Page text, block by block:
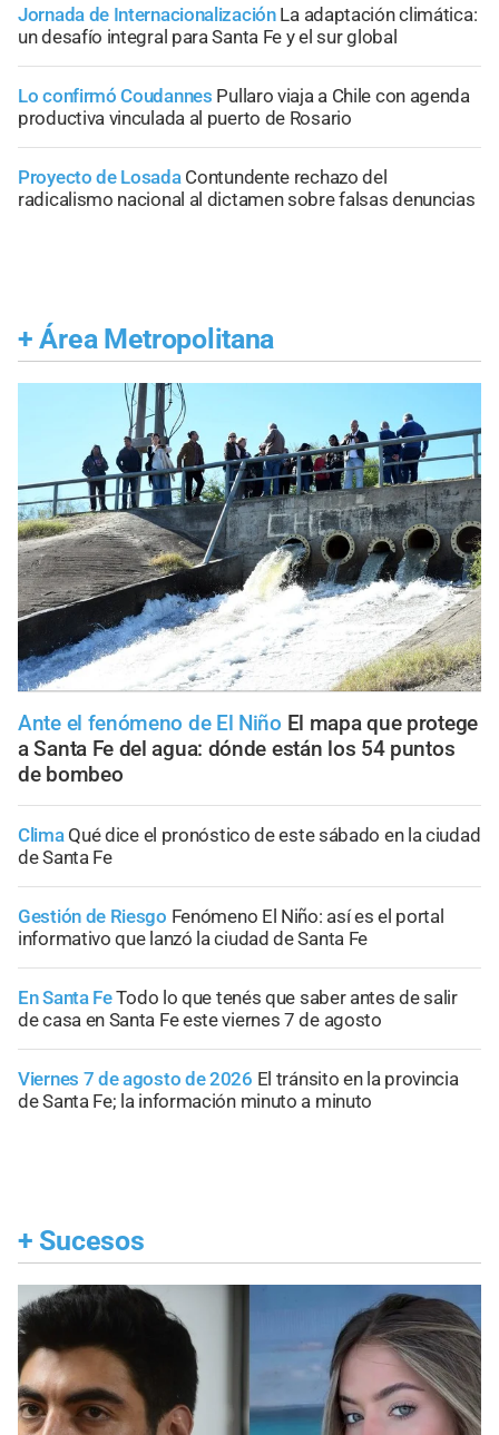
Jornada de Internacionalización La adaptación climática:
un desafío integral para Santa Fe y el sur global
Lo confirmó Coudannes Pullaro viaja a Chile con agenda
productiva vinculada al puerto de Rosario
Proyecto de Losada Contundente rechazo del
radicalismo nacional al dictamen sobre falsas denuncias
+ Área Metropolitana
Ante el fenómeno de El Niño El mapa que protege
a Santa Fe del agua: dónde están los 54 puntos
de bombeo
Clima Qué dice el pronóstico de este sábado en la ciudad
de Santa Fe
Gestión de Riesgo Fenómeno El Niño: así es el portal
informativo que lanzó la ciudad de Santa Fe
En Santa FeTodo lo que tenés que saber antes de salir
de casa en Santa Fe este viernes 7 de agosto
Viernes 7 de agosto de 2026 El tránsito en la provincia
de Santa Fe; la información minuto a minuto
+ Sucesos